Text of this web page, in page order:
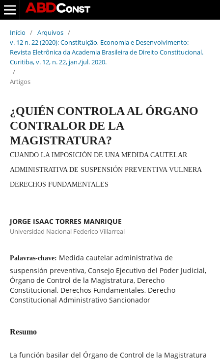
Início / Arquivos /
v. 12 n. 22 (2020): Constituição, Economia e Desenvolvimento:
Revista Eletrônica da Academia Brasileira de Direito Constitucional.
Curitiba, v. 12, n. 22, jan./jul. 2020.
/
Artigos
¿QUIÉN CONTROLA AL ÓRGANO
CONTRALOR DE LA
MAGISTRATURA?
CUANDO LA IMPOSICIÓN DE UNA MEDIDA CAUTELAR
ADMINISTRATIVA DE SUSPENSIÓN PREVENTIVA VULNERA
DERECHOS FUNDAMENTALES
JORGE ISAAC TORRES MANRIQUE
Universidad Nacional Federico Villarreal
Palavras-chave: Medida cautelar administrativa de
suspensión preventiva, Consejo Ejecutivo del Poder Judicial,
Órgano de Control de la Magistratura, Derecho
Constitucional, Derechos Fundamentales, Derecho
Constitucional Administrativo Sancionador
Resumo
La función basilar del Órgano de Control de la Magistratura